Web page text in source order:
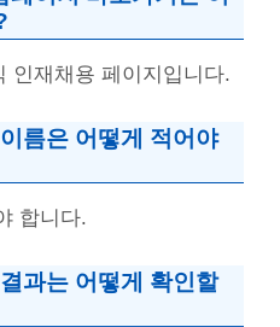
인재채용 페이지입니다.
름은 어떻게 적어야
합니다.
과는 어떻게 확인할